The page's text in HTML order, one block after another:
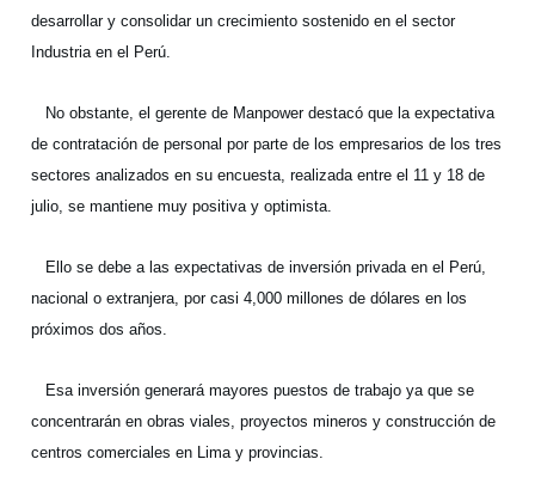
desarrollar y consolidar un crecimiento sostenido en el sector
Industria en el Perú.
No obstante, el gerente de Manpower destacó que la expectativa
de contratación de personal por parte de los empresarios de los tres
sectores analizados en su encuesta, realizada entre el 11 y 18 de
julio, se mantiene muy positiva y optimista.
Ello se debe a las expectativas de inversión privada en el Perú,
nacional o extranjera, por casi 4,000 millones de dólares en los
próximos dos años.
Esa inversión generará mayores puestos de trabajo ya que se
concentrarán en obras viales, proyectos mineros y construcción de
centros comerciales en Lima y provincias.